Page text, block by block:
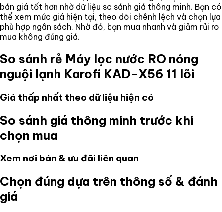
bán giá tốt hơn nhờ dữ liệu so sánh giá thông minh. Bạn có
thể xem mức giá hiện tại, theo dõi chênh lệch và chọn lựa
phù hợp ngân sách. Nhờ đó, bạn mua nhanh và giảm rủi ro
mua không đúng giá.
So sánh rẻ Máy lọc nước RO nóng
nguội lạnh Karofi KAD-X56 11 lõi
Giá thấp nhất theo dữ liệu hiện có
So sánh giá thông minh trước khi
chọn mua
Xem nơi bán & ưu đãi liên quan
Chọn đúng dựa trên thông số & đánh
giá